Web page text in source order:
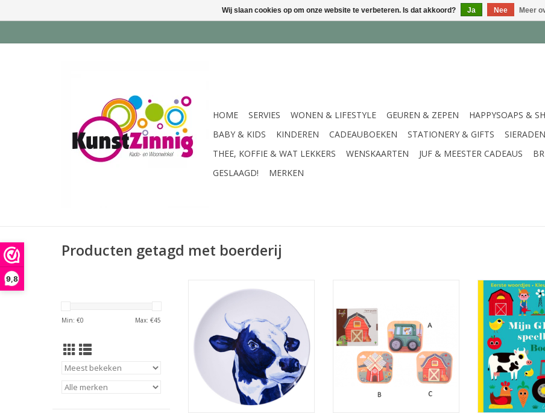
9,8
HOME SERVIES WONEN & LIFESTYLE GEUREN & ZEPEN HAPPYSOAPS &
BABY & KIDS
KINDEREN CADEAUBOEKEN STATIONERY & GIFTS SIERADEN
THEE, KOFFIE & WAT LEKKERS
WENSKAARTEN JUF & MEESTER CADEAUS
GESLAAGD!
MERKEN
Producten getagd met boerderij
Min: €0 Max: €45
keramiek is van een hoge
kwaliteit en is eenvoudig aan de
muur te bevestigen dankzij het
haakje aan de achterkant van het
bord.
TOEVOEGEN AAN WINKELWAGEN
Dit grote
introduceert
op een
waardoor
bevat
vilten flap
Met 'Mijn
Boerderij' wordt
TOEVOEGEN
Wij slaan cookies op om onze website te verbeteren. Is dat akkoord? Ja Nee Meer